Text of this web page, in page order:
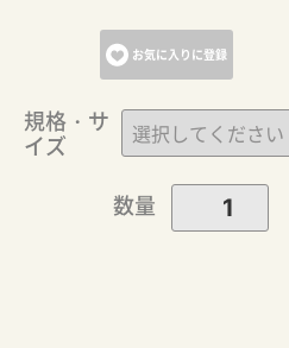
お気に入りに登録
規格・サ
イズ
数量